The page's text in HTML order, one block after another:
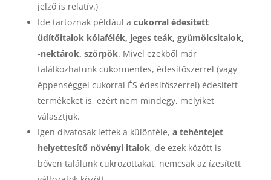
jelző is relatív.)
Ide tartoznak például a cukorral édesített
üdítőitalok kólafélék, jeges teák, gyümölcsitalok,
-nektárok, szörpök. Mivel ezekből már
találkozhatunk cukormentes, édesítőszerrel (vagy
éppenséggel cukorral ÉS édesítőszerrel) édesített
termékeket is, ezért nem mindegy, melyiket
választjuk.
Igen divatosak lettek a különféle, a tehéntejet
helyettesítő növényi italok, de ezek között is
bőven találunk cukrozottakat, nemcsak az ízesített